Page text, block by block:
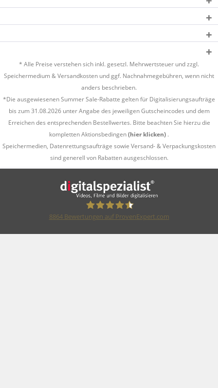
* Alle Preise verstehen sich inkl. gesetzl. Mehrwertsteuer und zzgl.
Speichermedium &Versandkosten und ggf. Nachnahmegebühren, wenn nicht
anders beschrieben.
*Die ausgewiesenen Summer Sale-Rabatte gelten für Digitalisierungsaufträge
bis zum 31.08.2026 unter Angabe des jeweiligen Gutscheincodes und dem
Erreichen des entsprechenden Bestellwertes. Bitte beachten Sie hierzu die
kompletten Aktionsbedingen(hier klicken) .
Speichermedien, Datenrettungsaufträge sowie Versand- & Verpackungskosten
sind generell von Rabatten ausgeschlossen.
F&G Digitalspezialist GmbH
8864Bewertungen auf ProvenExpert.com